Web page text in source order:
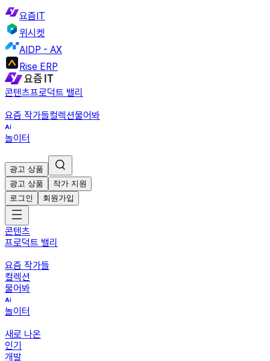
요즘IT
위시켓
AIDP - AX
Rise ERP
콘텐츠프로덕트 밸리
요즘 작가들컬렉션물어봐
놀이터
광고 상품
광고 상품
작가 지원
로그인
회원가입
콘텐츠
프로덕트 밸리
요즘 작가들
컬렉션
물어봐
놀이터
새로 나온
인기
개발